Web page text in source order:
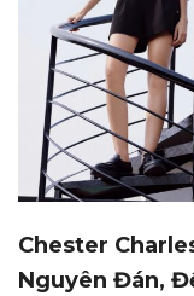
Chester
Nguyên Đán,